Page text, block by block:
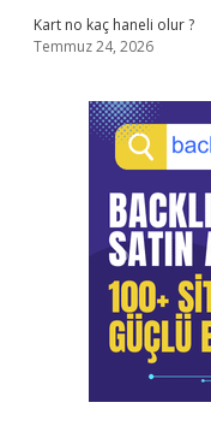
Kart no kaç haneli olur ?
Temmuz 24, 2026